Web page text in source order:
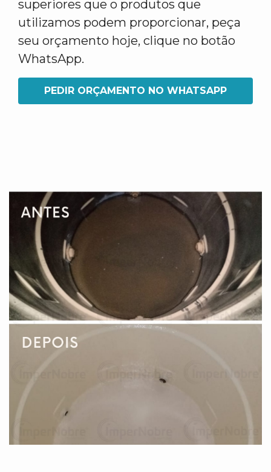
superiores que o produtos que
utilizamos podem proporcionar, peça
seu orçamento hoje, clique no botão
WhatsApp.
PEDIR ORÇAMENTO NO WHATSAPP